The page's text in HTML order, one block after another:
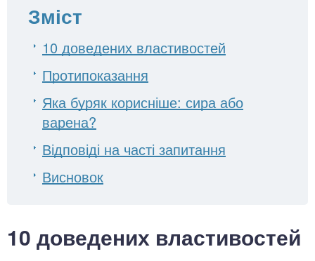
Зміст
10 доведених властивостей
Протипоказання
Яка буряк корисніше: сира або
варена?
Відповіді на часті запитання
Висновок
10 доведених властивостей